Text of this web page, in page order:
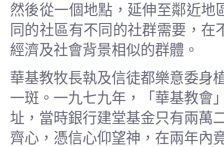
然後從一個地點，延伸至鄰近地
同的社區有不同的社群需要，
經濟及社會背景相似的群體。
華基教牧長執及信徒都樂意委身
一斑。一九七九年，「華基教會
址，當時銀行建堂基金只有兩萬
齊心，憑信心仰望神，在兩年內